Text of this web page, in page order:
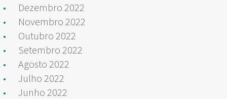
Dezembro 2022
Novembro 2022
Outubro 2022
Setembro 2022
Agosto 2022
Julho 2022
Junho 2022